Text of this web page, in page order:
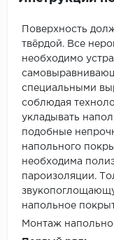
Поверхность
твёрдой. Все
необходимо
специальными
соблюдая
укладывать
подобные
напольного
необходима
пароизоляции.
напольное
Монтаж